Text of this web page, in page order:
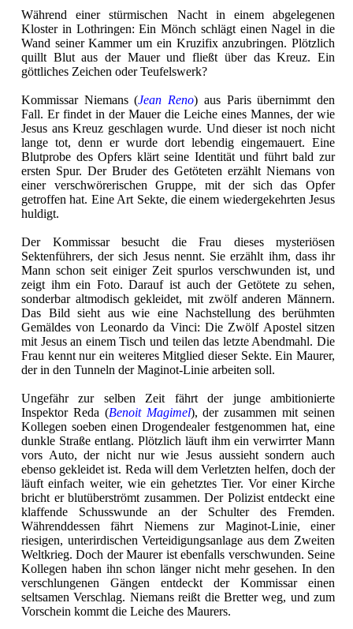
Während einer stürmischen Nacht in einem abgelegenen
Kloster in Lothringen: Ein Mönch schlägt einen Nagel in die
Wand seiner Kammer um ein Kruzifix anzubringen. Plötzlich
quillt Blut aus der Mauer und fließt über das Kreuz. Ein
göttliches Zeichen oder Teufelswerk?
Kommissar Niemans (Jean Reno) aus Paris übernimmt den
Fall. Er findet in der Mauer die Leiche eines Mannes, der wie
Jesus ans Kreuz geschlagen wurde. Und dieser ist noch nicht
lange tot, denn er wurde dort lebendig eingemauert. Eine
Blutprobe des Opfers klärt seine Identität und führt bald zur
ersten Spur. Der Bruder des Getöteten erzählt Niemans von
einer verschwörerischen Gruppe, mit der sich das Opfer
getroffen hat. Eine Art Sekte, die einem wiedergekehrten Jesus
huldigt.
Der Kommissar besucht die Frau dieses mysteriösen
Sektenführers, der sich Jesus nennt. Sie erzählt ihm, dass ihr
Mann schon seit einiger Zeit spurlos verschwunden ist, und
zeigt ihm ein Foto. Darauf ist auch der Getötete zu sehen,
sonderbar altmodisch gekleidet, mit zwölf anderen Männern.
Das Bild sieht aus wie eine Nachstellung des berühmten
Gemäldes von Leonardo da Vinci: Die Zwölf Apostel sitzen
mit Jesus an einem Tisch und teilen das letzte Abendmahl. Die
Frau kennt nur ein weiteres Mitglied dieser Sekte. Ein Maurer,
der in den Tunneln der Maginot-Linie arbeiten soll.
Ungefähr zur selben Zeit fährt der junge ambitionierte
Inspektor Reda (Benoit Magimel), der zusammen mit seinen
Kollegen soeben einen Drogendealer festgenommen hat, eine
dunkle Straße entlang. Plötzlich läuft ihm ein verwirrter Mann
vors Auto, der nicht nur wie Jesus aussieht sondern auch
ebenso gekleidet ist. Reda will dem Verletzten helfen, doch der
läuft einfach weiter, wie ein gehetztes Tier. Vor einer Kirche
bricht er blutüberströmt zusammen. Der Polizist entdeckt eine
klaffende Schusswunde an der Schulter des Fremden.
Währenddessen fährt Niemens zur Maginot-Linie, einer
riesigen, unterirdischen Verteidigungsanlage aus dem Zweiten
Weltkrieg. Doch der Maurer ist ebenfalls verschwunden. Seine
Kollegen haben ihn schon länger nicht mehr gesehen. In den
verschlungenen Gängen entdeckt der Kommissar einen
seltsamen Verschlag. Niemans reißt die Bretter weg, und zum
Vorschein kommt die Leiche des Maurers.